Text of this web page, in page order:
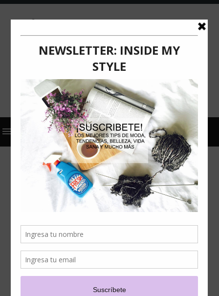
ACTUALIZACIÓN COMUNICADO DE PRENSA
CYBER DAY FALABELLA
EN ESTE CYBER COMPRA EN
LA APP DE FALABELLA Y
PARTICIPA POR ENTRADAS
DOBLES PARA EL
CONCIERTO SWIFTIE EN